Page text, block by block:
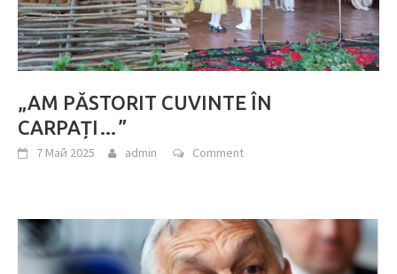
„AM PĂSTORIT CUVINTE ÎN
CARPAȚI…”
7 Май 2025 admin Comment